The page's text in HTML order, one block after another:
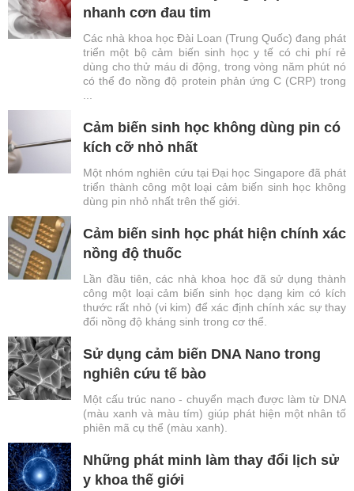
nhanh cơn đau tim
Các nhà khoa học Đài Loan (Trung Quốc) đang phát
triển một bộ cảm biến sinh học y tế có chi phí rẻ
dùng cho thử máu di động, trong vòng năm phút nó
có thể đo nồng độ protein phản ứng C (CRP) trong
Cảm biến sinh học không dùng pin có
kích cỡ nhỏ nhất
Một nhóm nghiên cứu tại Đại học Singapore đã phát
triển thành công một loại cảm biến sinh học không
dùng pin nhỏ nhất trên thế giới.
Cảm biến sinh học phát hiện chính xác
nồng độ thuốc
Lần đầu tiên, các nhà khoa học đã sử dụng thành
công một loại cảm biến sinh học dạng kim có kích
thước rất nhỏ (vi kim) để xác định chính xác sự thay
đổi nồng độ kháng sinh trong cơ thể.
Sử dụng cảm biến DNA Nano trong
nghiên cứu tế bào
Một cấu trúc nano - chuyển mạch được làm từ DNA
(màu xanh và màu tím) giúp phát hiện một nhân tố
phiên mã cụ thể (màu xanh).
Những phát minh làm thay đổi lịch sử
y khoa thế giới